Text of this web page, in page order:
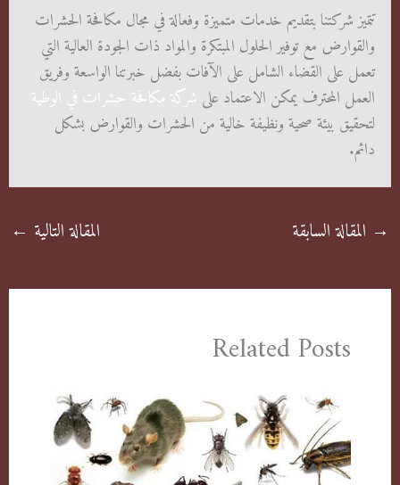
تتميز شركتنا بتقديم خدمات متميزة وفعالة في مجال مكافحة الحشرات
والقوارض مع توفير الحلول المبتكرة والمواد ذات الجودة العالية التي
تعمل على القضاء الشامل على الآفات بفضل خبرتنا الواسعة وفريق
العمل المحترف يمكن الاعتماد على شركة مكافحة حشرات في الوطية
لتحقيق بيئة صحية ونظيفة خالية من الحشرات والقوارض بشكل
دائم.
→ المقالة السابقة المقالة التالية ←
Related Posts